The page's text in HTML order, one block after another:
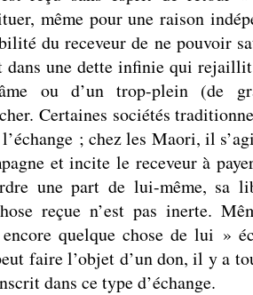
même pour une raison
du receveur de ne pouvoir
une dette infinie qui
ou d’un trop-plein (de
Certaines sociétés
; chez les Maori, il
et incite le receveur à
une part de lui-même, sa
reçue n’est pas inerte.
quelque chose de lui »
faire l’objet d’un don, il y a
dans ce type d’échange.